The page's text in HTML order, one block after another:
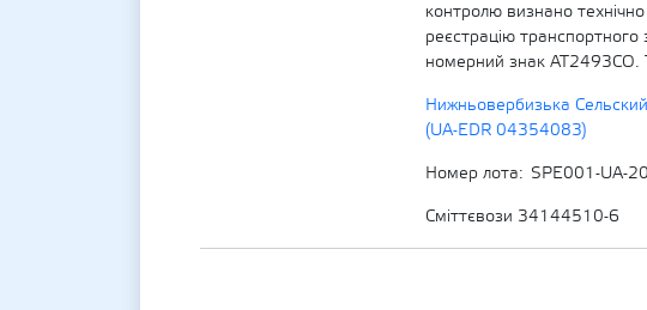
контролю визнано
реєстрацію
номерний знак
Нижньовербизька
(UA-EDR 04354083)
Номер лота
SPE001-UA-
Сміттєвози 34144510-6